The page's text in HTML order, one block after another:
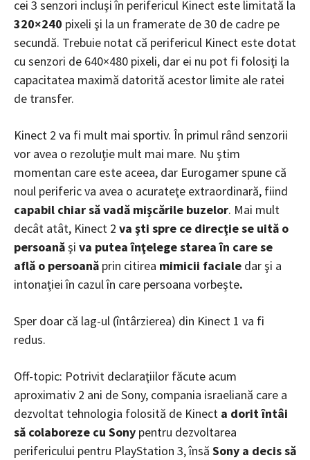
cei 3 senzori incluşi în perifericul Kinect este limitată la
320×240 pixeli şi la un framerate de 30 de cadre pe
secundă. Trebuie notat că perifericul Kinect este dotat
cu senzori de 640×480 pixeli, dar ei nu pot fi folosiţi la
capacitatea maximă datorită acestor limite ale ratei
de transfer.
Kinect 2 va fi mult mai sportiv. În primul rând senzorii
vor avea o rezoluţie mult mai mare. Nu ştim
momentan care este aceea, dar Eurogamer spune că
noul periferic va avea o acurateţe extraordinară, fiind
capabil chiar să vadă mişcările buzelor. Mai mult
decât atât, Kinect 2 va şti spre ce direcţie se uită o
persoanăşi va putea înţelege starea în care se
află o persoană prin citirea mimicii faciale dar şi a
intonaţiei în cazul în care persoana vorbeşte.
Sper doar că lag-ul (întârzierea) din Kinect 1 va fi
redus.
Off-topic: Potrivit declaraţiilor făcute acum
aproximativ 2 ani de Sony, compania israeliană care a
dezvoltat tehnologia folosită de Kinect a dorit întâi
să colaboreze cu Sony pentru dezvoltarea
perifericului pentru PlayStation 3, însă Sony a decis să